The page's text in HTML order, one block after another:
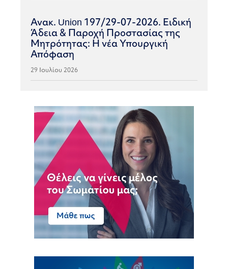
Ανακ. Union 197/29-07-2026. Ειδική
Άδεια & Παροχή Προστασίας της
Μητρότητας: Η νέα Υπουργική
Απόφαση
29 Ιουλίου 2026